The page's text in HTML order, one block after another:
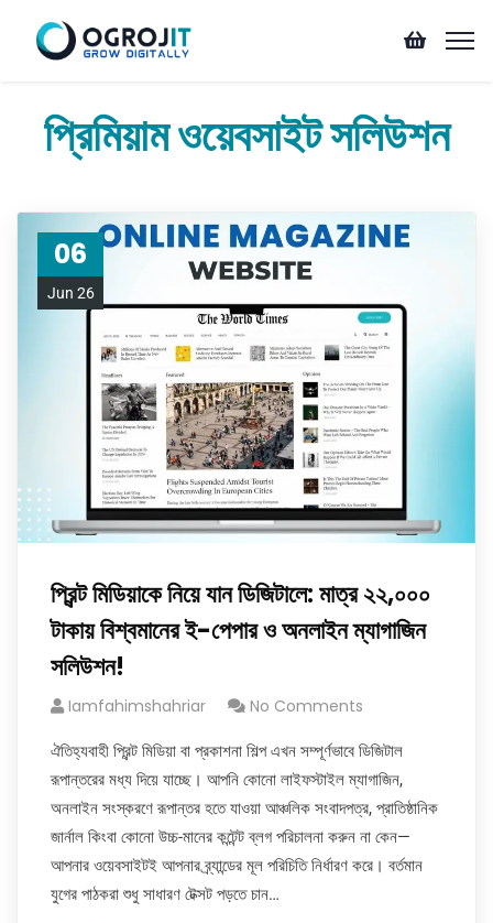
প্রিমিয়াম ওয়েবসাইট সলিউশন
06
Jun 26
প্রিন্ট মিডিয়াকে নিয়ে যান ডিজিটালে: মাত্র ২২,০০০
টাকায় বিশ্বমানের ই-পেপার ও অনলাইন ম্যাগাজিন
সলিউশন!
Iamfahimshahriar No Comments
ঐতিহ্যবাহী প্রিন্ট মিডিয়া বা প্রকাশনা শিল্প এখন সম্পূর্ণভাবে ডিজিটাল
রূপান্তরের মধ্য দিয়ে যাচ্ছে। আপনি কোনো লাইফস্টাইল ম্যাগাজিন,
অনলাইন সংস্করণে রূপান্তর হতে যাওয়া আঞ্চলিক সংবাদপত্র, প্রাতিষ্ঠানিক
জার্নাল কিংবা কোনো উচ্চ-মানের কন্টেন্ট ব্লগ পরিচালনা করুন না কেন—
আপনার ওয়েবসাইটই আপনার ব্র্যান্ডের মূল পরিচিতি নির্ধারণ করে। বর্তমান
যুগের পাঠকরা শুধু সাধারণ টেক্সট পড়তে চান…